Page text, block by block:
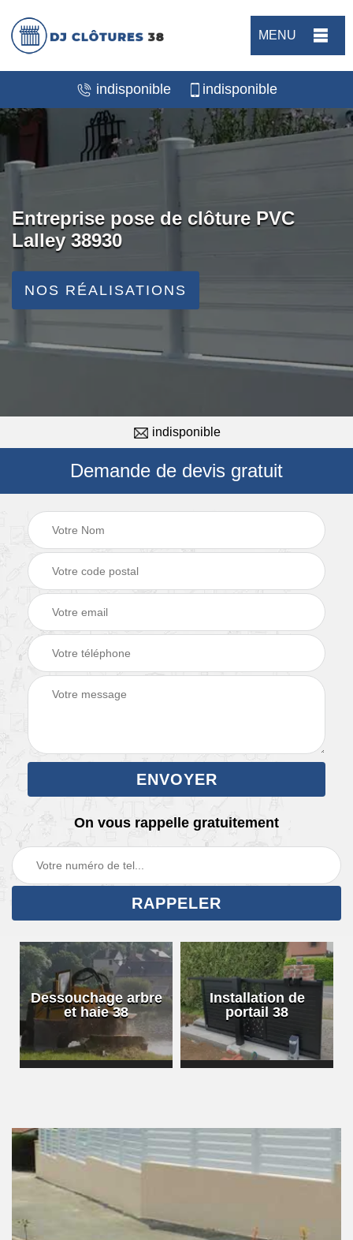
MENU
indisponible indisponible
Entreprise pose de clôture PVC
Lalley 38930
NOS RÉALISATIONS
indisponible
Demande de devis gratuit
On vous rappelle gratuitement
Dessouchage arbre
et haie 38
Installation de
portail 38